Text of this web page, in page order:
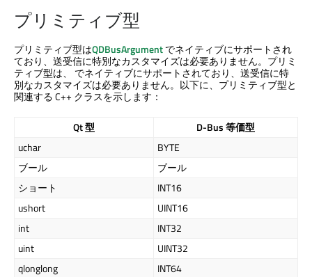
プリミティブ型
プリミティブ型はQDBusArgumentでネイティブにサポートされ
ており、送受信に特別なカスタマイズは必要ありません。プリミ
ティブ型は、 でネイティブにサポートされており、送受信に特
別なカスタマイズは必要ありません。以下に、プリミティブ型と
関連する C++ クラスを示します：
Qt 型
D-Bus 等価型
uchar
BYTE
ブール
ブール
ショート
INT16
ushort
UINT16
int
INT32
uint
UINT32
qlonglong
INT64